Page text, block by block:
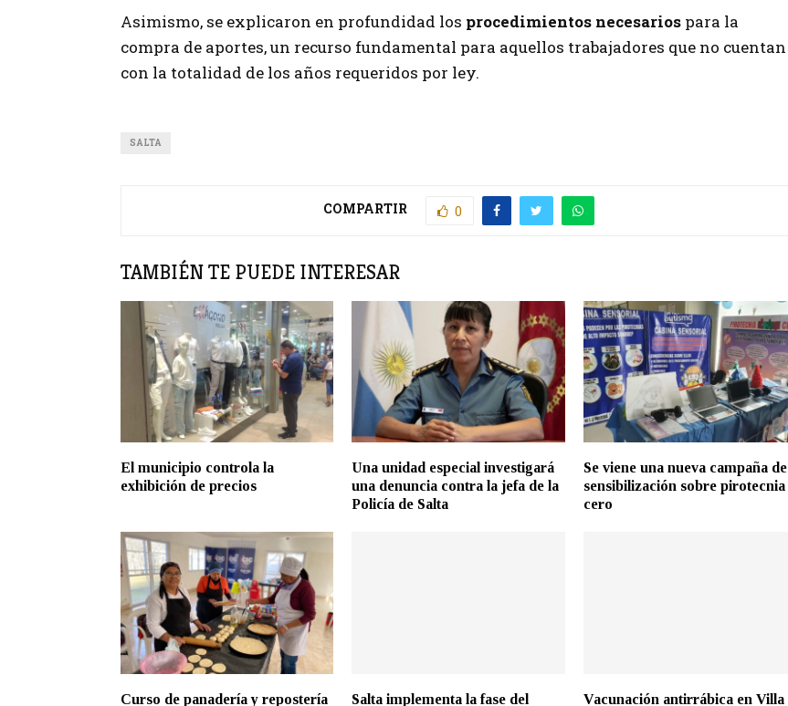
Asimismo, se explicaron en profundidad los procedimientos necesarios para la
compra de aportes, un recurso fundamental para aquellos trabajadores que no cuentan
con la totalidad de los años requeridos por ley.
SALTA
COMPARTIR 0
TAMBIÉN TE PUEDE INTERESAR
El municipio controla la
exhibición de precios
Una unidad especial investigará
una denuncia contra la jefa de la
Policía de Salta
Se viene una nueva campaña de
sensibilización sobre pirotecnia
cero
Curso de panadería y repostería Salta implementa la fase del Vacunación antirrábica en Villa